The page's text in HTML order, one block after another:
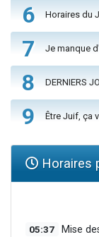
6 Horaires du
7 Je manque
8 DERNIERS
9 Être Juif, ça
Horaires
05:37 Mise